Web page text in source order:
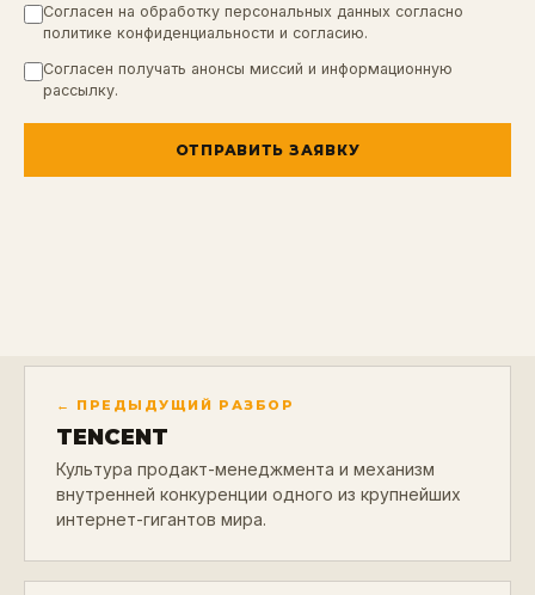
Согласен на обработку персональных данных согласно
политике конфиденциальности и согласию.
Согласен получать анонсы миссий и информационную
рассылку.
ОТПРАВИТЬ ЗАЯВКУ
← ПРЕДЫДУЩИЙ РАЗБОР
TENCENT
Культура продакт-менеджмента и механизм
внутренней конкуренции одного из крупнейших
интернет-гигантов мира.